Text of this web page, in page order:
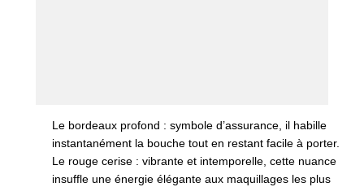
Le bordeaux profond : symbole d’assurance, il habille
instantanément la bouche tout en restant facile à porter.
Le rouge cerise : vibrante et intemporelle, cette nuance
insuffle une énergie élégante aux maquillages les plus